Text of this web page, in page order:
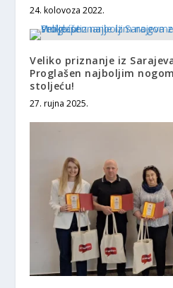
24. kolovoza 2022.
Veliko priznanje iz
Proglašen najboljim
stoljeću!
27. rujna 2025.